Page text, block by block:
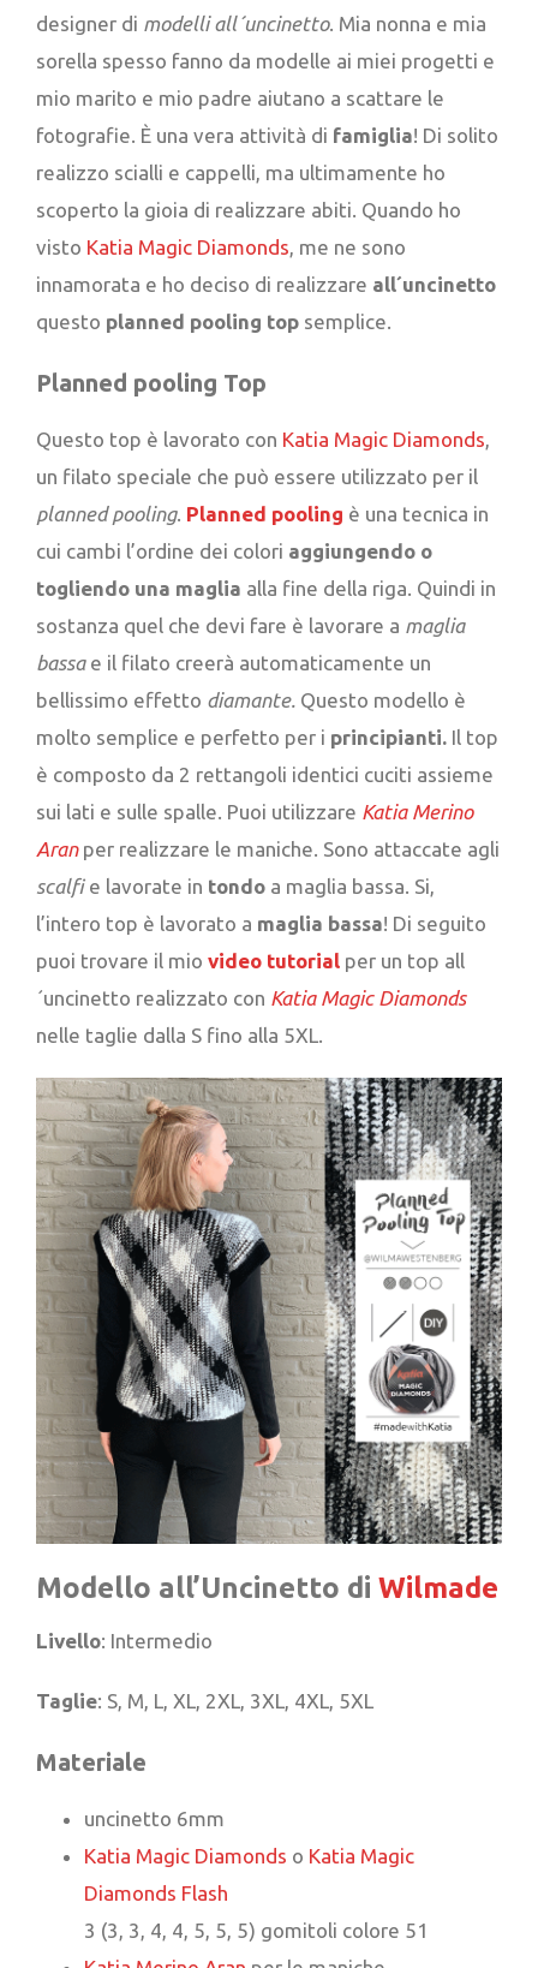
designer di modelli all´uncinetto. Mia nonna e mia
sorella spesso fanno da modelle ai miei progetti e
mio marito e mio padre aiutano a scattare le
fotografie. È una vera attività di famiglia! Di solito
realizzo scialli e cappelli, ma ultimamente ho
scoperto la gioia di realizzare abiti. Quando ho
visto Katia Magic Diamonds, me ne sono
innamorata e ho deciso di realizzare all´uncinetto
questo planned pooling top semplice.
Planned pooling Top
Questo top è lavorato con Katia Magic Diamonds,
un filato speciale che può essere utilizzato per il
planned pooling. Planned pooling è una tecnica in
cui cambi l’ordine dei colori aggiungendo o
togliendo una maglia alla fine della riga. Quindi in
sostanza quel che devi fare è lavorare a maglia
bassa e il filato creerà automaticamente un
bellissimo effetto diamante. Questo modello è
molto semplice e perfetto per i principianti. Il top
è composto da 2 rettangoli identici cuciti assieme
sui lati e sulle spalle. Puoi utilizzare Katia Merino
Aranper realizzare le maniche. Sono attaccate agli
scalfi e lavorate in tondo a maglia bassa. Si,
l’intero top è lavorato a maglia bassa! Di seguito
puoi trovare il mio video tutorial per un top all
´uncinetto realizzato con Katia Magic Diamonds
nelle taglie dalla S fino alla 5XL.
Modello all’Uncinetto di Wilmade
Livello: Intermedio
Taglie: S, M, L, XL, 2XL, 3XL, 4XL, 5XL
Materiale
uncinetto 6mm
Katia Magic Diamonds o Katia Magic
Diamonds Flash
3 (3, 3, 4, 4, 5, 5, 5) gomitoli colore 51